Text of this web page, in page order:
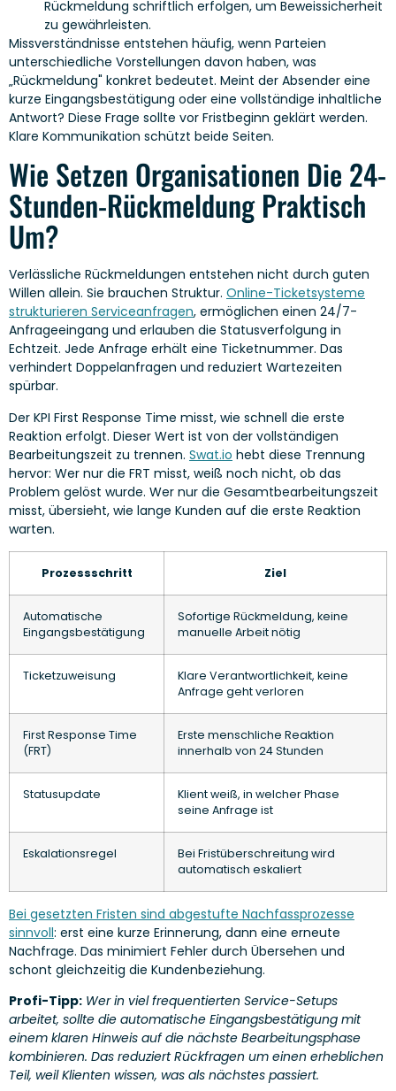
Rückmeldung schriftlich erfolgen, um Beweissicherheit
zu gewährleisten.
Missverständnisse entstehen häufig, wenn Parteien
unterschiedliche Vorstellungen davon haben, was
„Rückmeldung" konkret bedeutet. Meint der Absender eine
kurze Eingangsbestätigung oder eine vollständige inhaltliche
Antwort? Diese Frage sollte vor Fristbeginn geklärt werden.
Klare Kommunikation schützt beide Seiten.
Wie Setzen Organisationen Die 24-
Stunden-Rückmeldung Praktisch
Um?
Verlässliche Rückmeldungen entstehen nicht durch guten
Willen allein. Sie brauchen Struktur. Online-Ticketsysteme
strukturieren Serviceanfragen, ermöglichen einen 24/7-
Anfrageeingang und erlauben die Statusverfolgung in
Echtzeit. Jede Anfrage erhält eine Ticketnummer. Das
verhindert Doppelanfragen und reduziert Wartezeiten
spürbar.
Der KPI First Response Time misst, wie schnell die erste
Reaktion erfolgt. Dieser Wert ist von der vollständigen
Bearbeitungszeit zu trennen. Swat.io hebt diese Trennung
hervor: Wer nur die FRT misst, weiß noch nicht, ob das
Problem gelöst wurde. Wer nur die Gesamtbearbeitungszeit
misst, übersieht, wie lange Kunden auf die erste Reaktion
warten.
Prozessschritt Ziel
Automatische
Eingangsbestätigung
Sofortige Rückmeldung, keine
manuelle Arbeit nötig
Ticketzuweisung
Klare Verantwortlichkeit, keine
Anfrage geht verloren
First Response Time
(FRT)
Erste menschliche Reaktion
innerhalb von 24 Stunden
Statusupdate
Klient weiß, in welcher Phase
seine Anfrage ist
Eskalationsregel
Bei Fristüberschreitung wird
automatisch eskaliert
Bei gesetzten Fristen sind abgestufte Nachfassprozesse
sinnvoll: erst eine kurze Erinnerung, dann eine erneute
Nachfrage. Das minimiert Fehler durch Übersehen und
schont gleichzeitig die Kundenbeziehung.
Profi-Tipp: Wer in viel frequentierten Service-Setups
arbeitet, sollte die automatische Eingangsbestätigung mit
einem klaren Hinweis auf die nächste Bearbeitungsphase
kombinieren. Das reduziert Rückfragen um einen erheblichen
Teil, weil Klienten wissen, was als nächstes passiert.